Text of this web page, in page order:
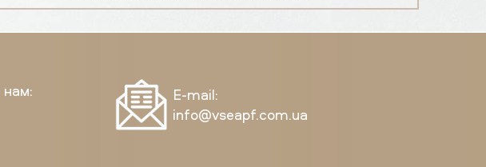
E-mail:
info@vseapf.com.ua